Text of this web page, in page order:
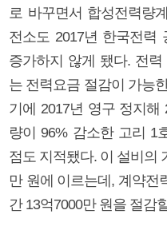
로 바꾸면서 합성전력량
전소도 2017년 한국전력
증가하지 않게 됐다. 전력
는 전력요금 절감이 가능
기에 2017년 영구 정지해
량이 96% 감소한 고리 1
점도 지적됐다. 이 설비의
만 원에 이르는데, 계약전
간 13억7000만 원을 절감